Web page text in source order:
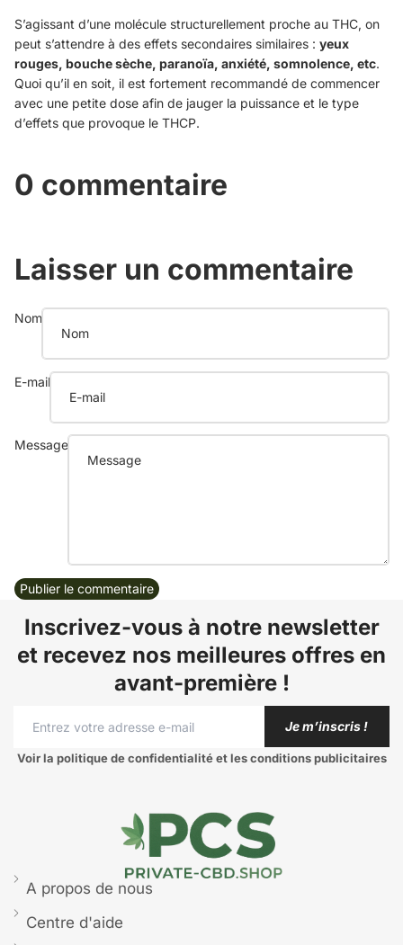
S’agissant d’une molécule structurellement proche au THC, on
peut s’attendre à des effets secondaires similaires : yeux
rouges, bouche sèche, paranoïa, anxiété, somnolence, etc.
Quoi qu’il en soit, il est fortement recommandé de commencer
avec une petite dose afin de jauger la puissance et le type
d’effets que provoque le THCP.
0 commentaire
Laisser un commentaire
Nom
E-mail
Message
Publier le commentaire
Inscrivez-vous à notre newsletter
et recevez nos meilleures offres en
avant-première !
Je m’inscris !
Voir la politique de confidentialité et les conditions publicitaires
A propos de nous
Centre d'aide